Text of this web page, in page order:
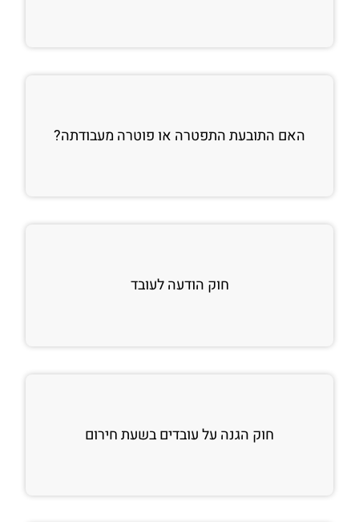
האם התובעת התפטרה או פוטרה מעבודתה?
חוק הודעה לעובד
חוק הגנה על עובדים בשעת חירום